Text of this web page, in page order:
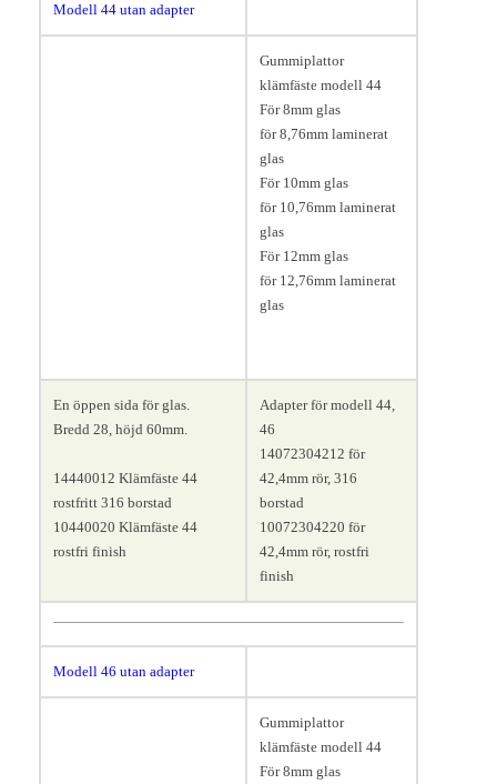
Modell 44 utan adapter
Gummiplattor
klämfäste modell 44
För 8mm glas
för 8,76mm laminerat
glas
För 10mm glas
för 10,76mm laminerat
glas
För 12mm glas
för 12,76mm laminerat
glas
En öppen sida för glas.
Bredd 28, höjd 60mm.
14440012 Klämfäste 44
rostfritt 316 borstad
10440020 Klämfäste 44
rostfri finish
Adapter för modell 44,
46
14072304212 för
42,4mm rör, 316
borstad
10072304220 för
42,4mm rör, rostfri
finish
Modell 46 utan adapter
Gummiplattor
klämfäste modell 44
För 8mm glas